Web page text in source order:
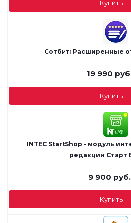
Купить
Сотбит: Расширенные
19 990
Купить
INTEC StartShop - модуль
редакции Старт
9 900 руб.
Купить